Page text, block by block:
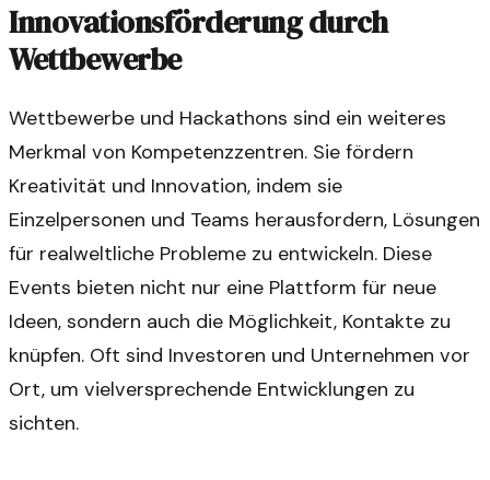
Innovationsförderung durch
Wettbewerbe
Wettbewerbe und Hackathons sind ein weiteres
Merkmal von Kompetenzzentren. Sie fördern
Kreativität und Innovation, indem sie
Einzelpersonen und Teams herausfordern, Lösungen
für realweltliche Probleme zu entwickeln. Diese
Events bieten nicht nur eine Plattform für neue
Ideen, sondern auch die Möglichkeit, Kontakte zu
knüpfen. Oft sind Investoren und Unternehmen vor
Ort, um vielversprechende Entwicklungen zu
sichten.